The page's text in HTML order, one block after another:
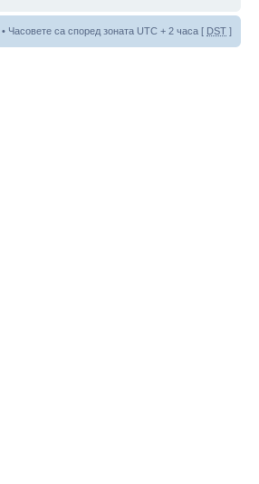
• Часовете са според зоната UTC + 2 часа [ DST ]